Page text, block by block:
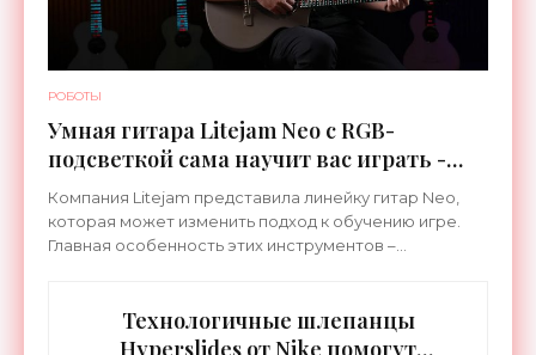
РОБОТЫ
Умная гитара Litejam Neo с RGB-
подсветкой сама научит вас играть -
«Гаджеты»
Компания Litejam представила линейку гитар Neo,
которая может изменить подход к обучению игре.
Главная особенность этих инструментов –
Технологичные шлепанцы
Hyperslides от Nike помогут